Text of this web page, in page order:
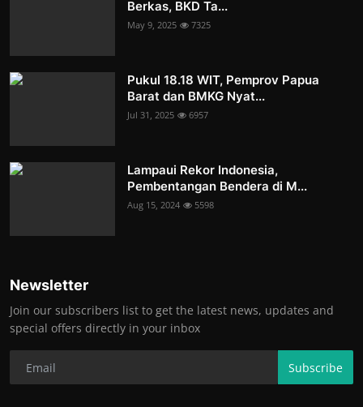
Berkas, BKD Ta...
May 9, 2025 7325
Pukul 18.18 WIT, Pemprov Papua
Barat dan BMKG Nyat...
Jul 31, 2025 6957
Lampaui Rekor Indonesia,
Pembentangan Bendera di M...
Aug 15, 2024 5598
Newsletter
Join our subscribers list to get the latest news, updates and
special offers directly in your inbox
Subscribe